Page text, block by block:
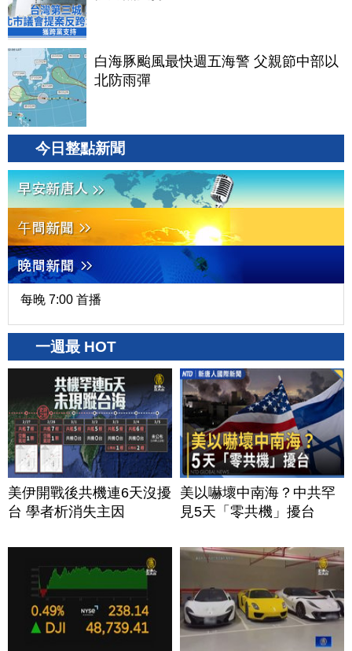
白海豚颱風最快週五海警 父親節中部以
北防雨彈
今日整點新聞
每晚 7:00 首播
一週最 HOT
美伊開戰後共機連6天沒擾
台 學者析消失主因
美以嚇壞中南海？中共罕
見5天「零共機」擾台